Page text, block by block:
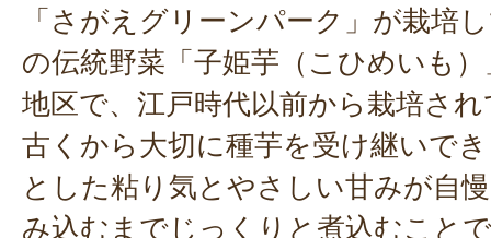
「さがえグリーンパーク」が栽培
の伝統野菜「子姫芋（こひめいも
地区で、江戸時代以前から栽培さ
古くから大切に種芋を受け継いで
とした粘り気とやさしい甘みが自
み込むまでじっくりと煮込むこと